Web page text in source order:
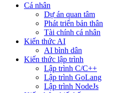
Cá nhân
Dự án quan tâm
Phát triển bản thân
Tài chính cá nhân
Kiến thức AI
AI bình dân
Kiến thức lập trình
Lập trình C/C++
Lập trình GoLang
Lập trình NodeJs